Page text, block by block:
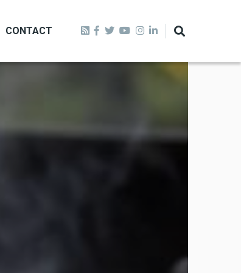
CONTACT